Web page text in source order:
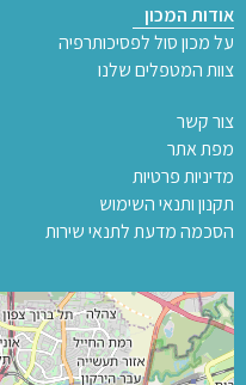
אודות המכון
על מכון סול לפסיכותרפיה
צוות המטפלים שלנו
צור קשר
מפת אתר
מדיניות פרטיות
תקנון ותנאי השימוש
הסכמה מדעת לתנאי שירות